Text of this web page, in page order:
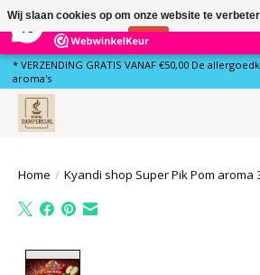
80 Reviews
* VERZENDING GRATIS VANAF €50,00 De
aroma's
Home / Kyandi shop Super Pik Pom aroma
Wij slaan cookies op om onze website te
Nee